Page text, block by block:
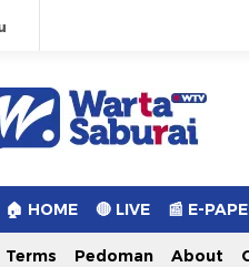
Saburai
Informasi Terkini
🏠︎ HOME 🔴 LIVE 📰 E-
Terms Pedoman About